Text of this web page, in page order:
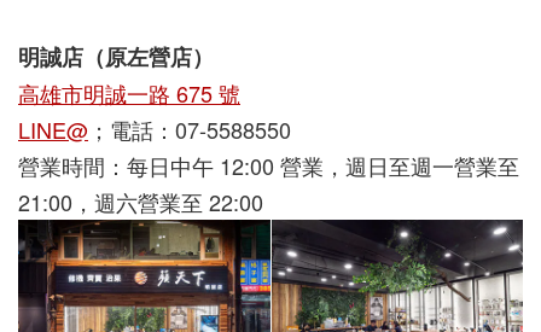
明誠店（原左營店）
高雄市明誠一路 675 號
LINE@ ；電話：07-5588550
營業時間： 每日中午 12:00 營業，週日至週一營業至
21:00，週六營業至 22:00